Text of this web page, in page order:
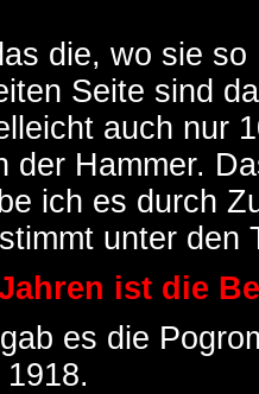
die, wo sie
Seite sind
auch nur
der Hammer.
ich es durch
unter den
ist die
es die